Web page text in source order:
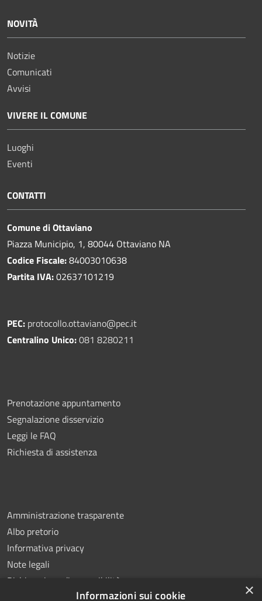
NOVITÀ
Notizie
Comunicati
Avvisi
VIVERE IL COMUNE
Luoghi
Eventi
CONTATTI
Comune di Ottaviano
Piazza Municipio, 1, 80044 Ottaviano NA
Codice Fiscale:84003010638
Partita IVA:02637101219
PEC: protocollo.ottaviano@pec.it
Centralino Unico:081 8280211
Prenotazione appuntamento
Segnalazione disservizio
Leggi le FAQ
Richiesta di assistenza
Amministrazione trasparente
Albo pretorio
Informativa privacy
Note legali
Dichiarazione di accessibilità
×
Informazioni sui cookie